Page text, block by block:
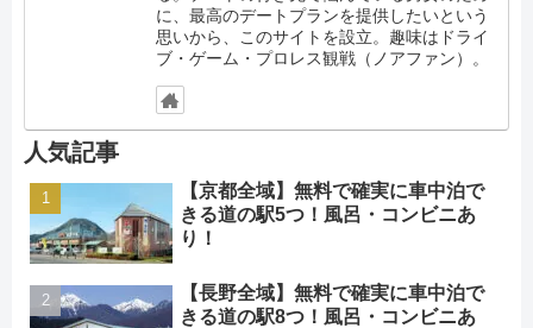
に、最高のデートプランを提供したいという
思いから、このサイトを設立。趣味はドライ
ブ・ゲーム・プロレス観戦（ノアファン）。
人気記事
【京都全域】無料で確実に車中泊で
きる道の駅5つ！風呂・コンビニあ
り！
【長野全域】無料で確実に車中泊で
きる道の駅8つ！風呂・コンビニあ